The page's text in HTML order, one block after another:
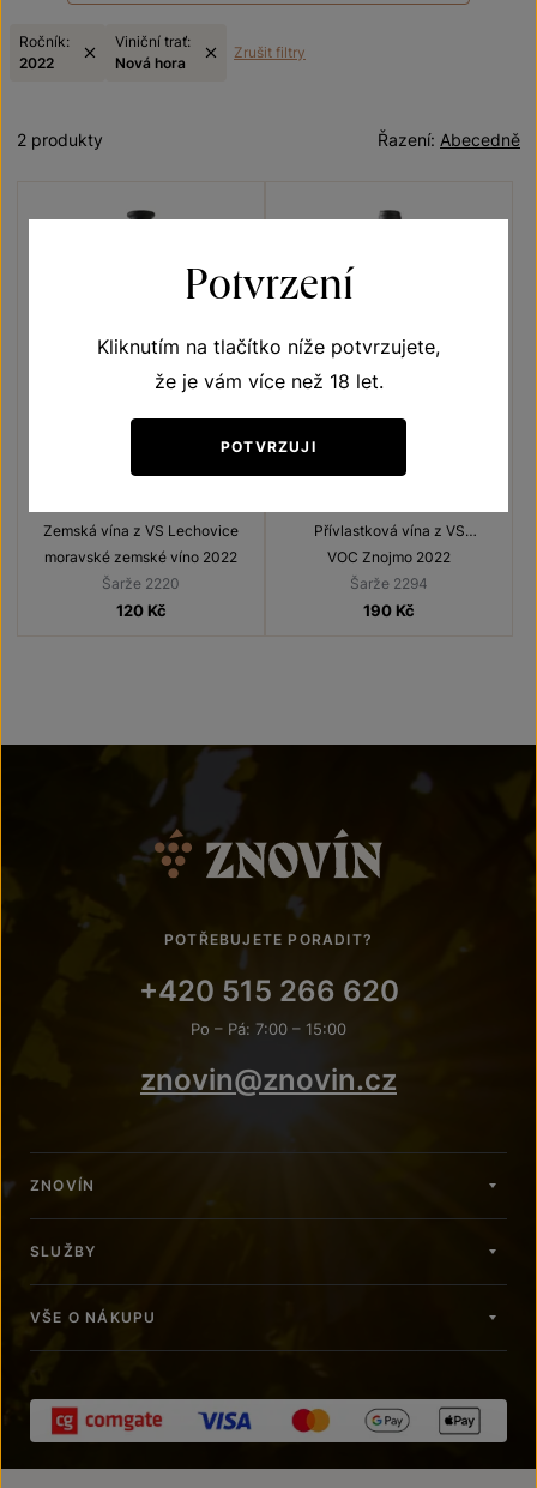
Ročník:
2022
Viniční trať:
Nová hora
Zrušit filtry
Abecedně
Řazení:
2 produkty
Zemská vína z VS Lechovice
moravské zemské víno 2022
Šarže 2220
120 Kč
Přívlastková vína z VS
Lechovice
VOC Znojmo 2022
Šarže 2294
190 Kč
POTŘEBUJETE PORADIT?
+420 515 266 620
Po – Pá: 7:00 – 15:00
znovin@znovin.cz
ZNOVÍN
SLUŽBY
VŠE O NÁKUPU
Potvrzení
Kliknutím na tlačítko níže potvrzujete,
že je vám více než 18 let.
POTVRZUJI